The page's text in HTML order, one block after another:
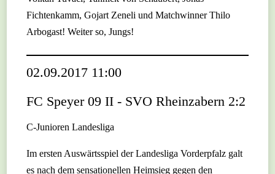
Fichtenkamm, Gojart Zeneli und Matchwinner Thilo
Arbogast! Weiter so, Jungs!
02.09.2017 11:00
FC Speyer 09 II - SVO Rheinzabern 2:2
C-Junioren Landesliga
Im ersten Auswärtsspiel der Landesliga Vorderpfalz galt
es nach dem sensationellen Heimsieg gegen den